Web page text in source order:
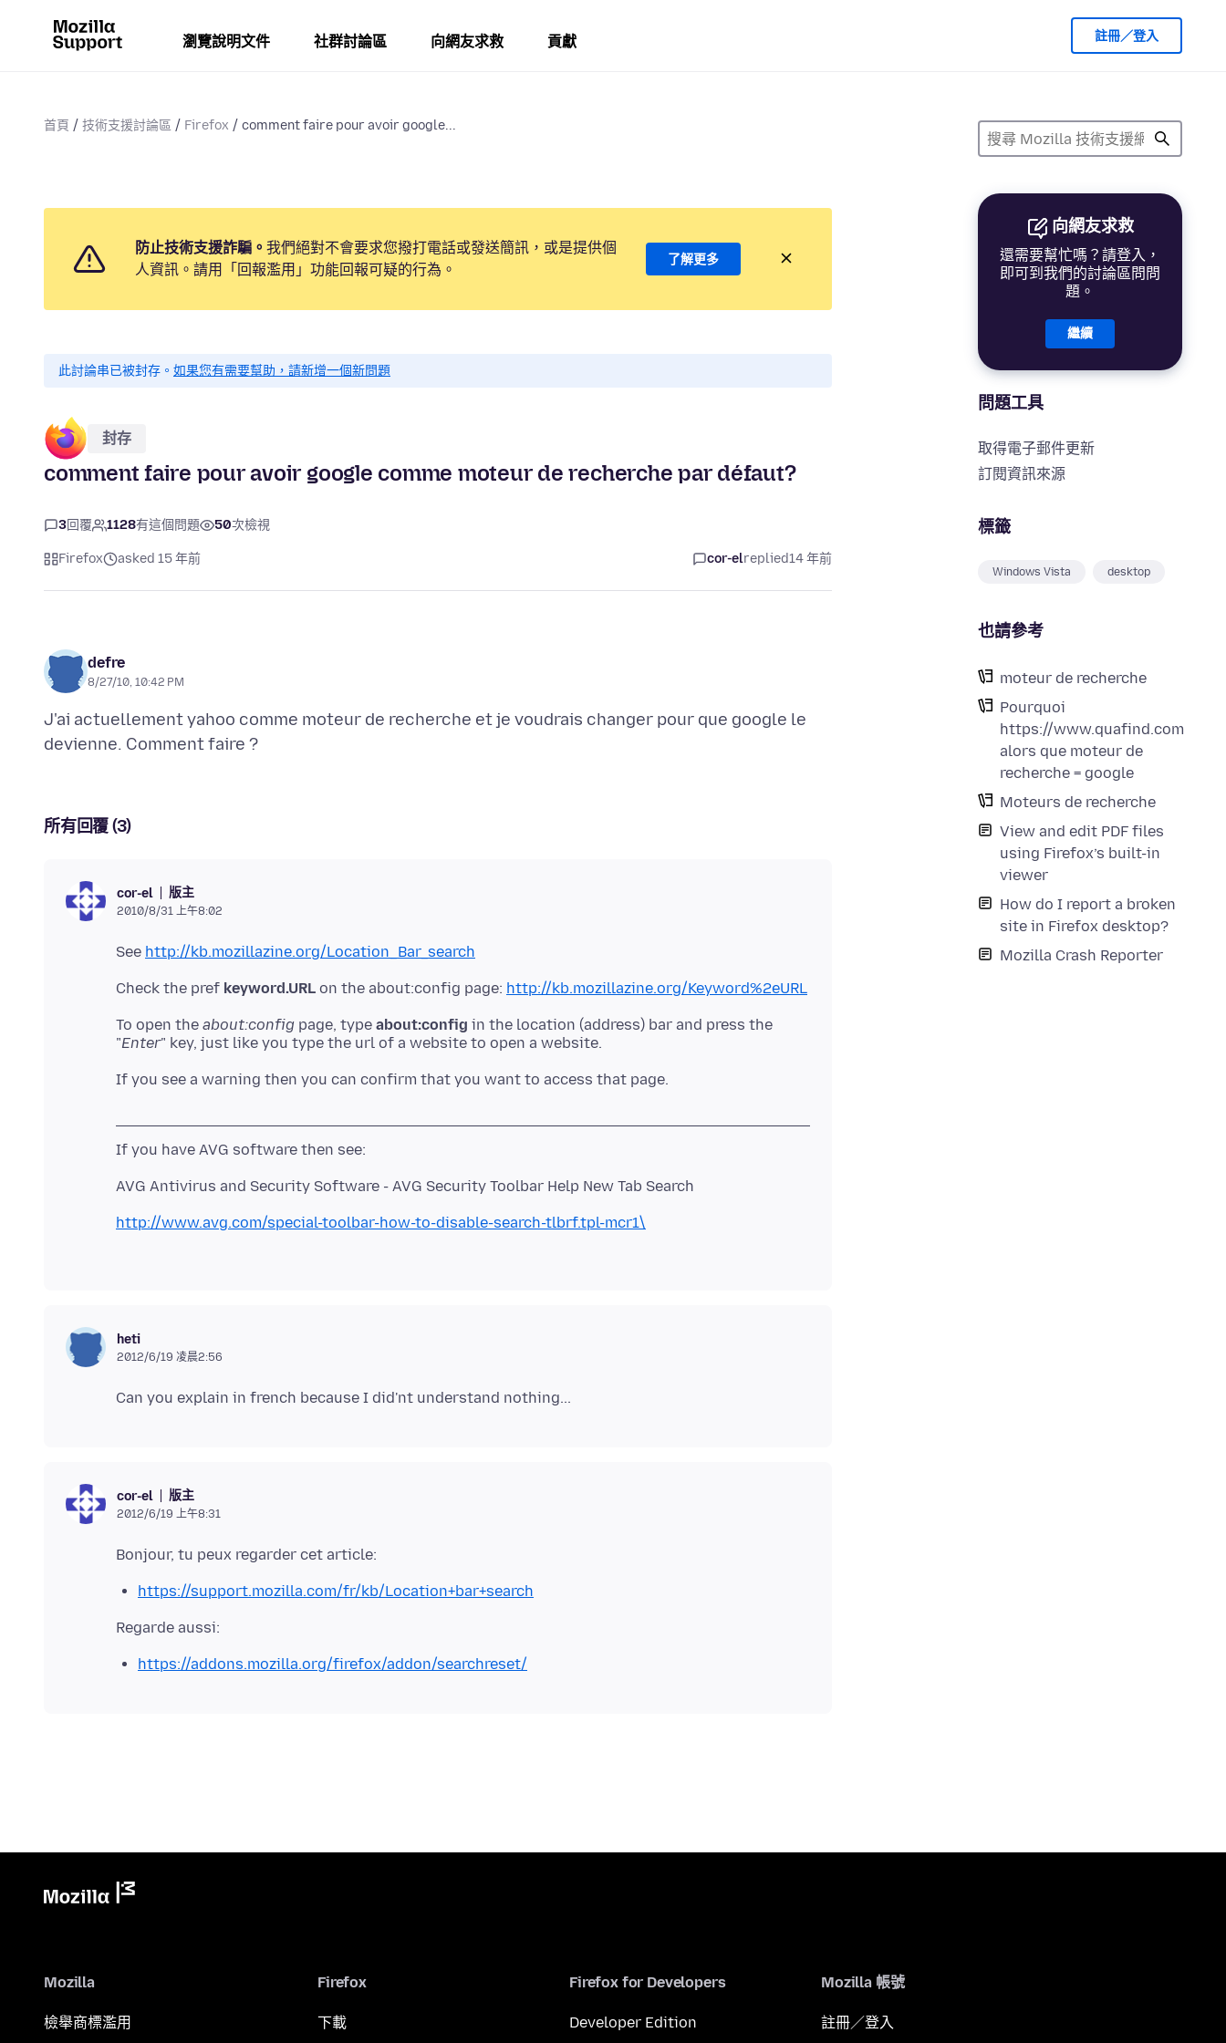
瀏覽說明文件 社群討論區 向網友求救 貢獻 註冊／登入
首頁 技術支援討論區 Firefox comment faire pour avoir google...
向網友求救
還需要幫忙嗎？請登入，
即可到我們的討論區問問
題。
繼續
問題工具
取得電子郵件更新
訂閱資訊來源
標籤
Windows Vista desktop
也請參考
moteur de recherche
Pourquoi
https://www.quafind.com
alors que moteur de
recherche = google
Moteurs de recherche
View and edit PDF files
using Firefox’s built-in
viewer
How do I report a broken
site in Firefox desktop?
Mozilla Crash Reporter
防止技術支援詐騙。 我們絕對不會要求您撥打電話或發送簡訊，或是提供個
人資訊。請用「回報濫用」功能回報可疑的行為。
了解更多
此討論串已被封存。 如果您有需要幫助，請新增一個新問題
封存
comment faire pour avoir google comme moteur de recherche par défaut?
3回覆 1128有這個問題 50次檢視
Firefox asked 15 年前 cor-elreplied14 年前
defre
8/27/10, 10:42 PM
J'ai actuellement yahoo comme moteur de recherche et je voudrais changer pour que google le
所有回覆 (3)
cor-el 版主
2010/8/31 上午8:02
See http://kb.mozillazine.org/Location_Bar_search
Check the pref keyword.URL on the about:config page: http://kb.mozillazine.org/Keyword%2eURL
To open the about:config page, type about:config in the location (address) bar and press the
"Enter" key, just like you type the url of a website to open a website.
If you see a warning then you can confirm that you want to access that page.
If you have AVG software then see:
AVG Antivirus and Security Software - AVG Security Toolbar Help New Tab Search
http://www.avg.com/special-toolbar-how-to-disable-search-tlbrf.tpl-mcr1\
heti
2012/6/19 凌晨2:56
cor-el 版主
2012/6/19 上午8:31
https://support.mozilla.com/fr/kb/Location+bar+search
https://addons.mozilla.org/firefox/addon/searchreset/
Mozilla
檢舉商標濫用
Firefox
下載
Firefox for Developers
Developer Edition
Mozilla 帳號
註冊／登入